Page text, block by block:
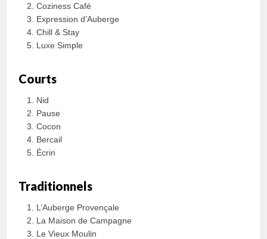
Coziness Café
Expression d’Auberge
Chill & Stay
Luxe Simple
Courts
Nid
Pause
Cocon
Bercail
Écrin
Traditionnels
L’Auberge Provençale
La Maison de Campagne
Le Vieux Moulin